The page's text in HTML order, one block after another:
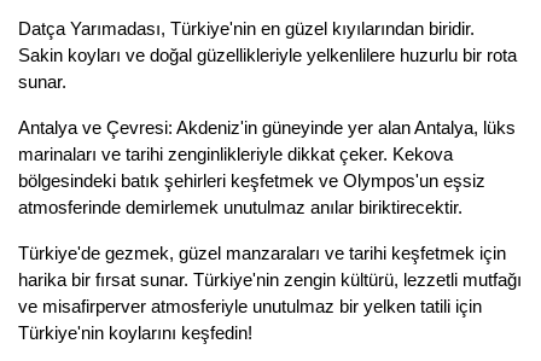
Datça Yarımadası, Türkiye'nin en güzel kıyılarından biridir.
Sakin koyları ve doğal güzellikleriyle yelkenlilere huzurlu bir rota
sunar.
Antalya ve Çevresi: Akdeniz'in güneyinde yer alan Antalya, lüks
marinaları ve tarihi zenginlikleriyle dikkat çeker. Kekova
bölgesindeki batık şehirleri keşfetmek ve Olympos'un eşsiz
atmosferinde demirlemek unutulmaz anılar biriktirecektir.
Türkiye'de gezmek, güzel manzaraları ve tarihi keşfetmek için
harika bir fırsat sunar. Türkiye'nin zengin kültürü, lezzetli mutfağı
ve misafirperver atmosferiyle unutulmaz bir yelken tatili için
Türkiye'nin koylarını keşfedin!